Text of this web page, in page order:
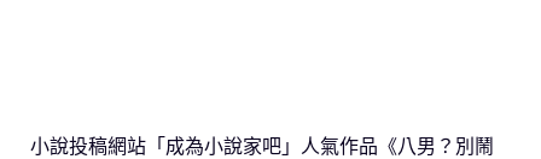
小說投稿網站「成為小說家吧」人氣作品《八男？別鬧